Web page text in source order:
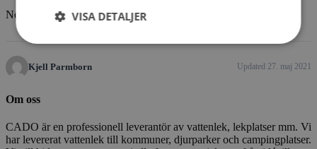
No related download found!
Kjell Parmborn Updated 27. maj 2021
Om oss
CADO är en professionell leverantör av vattenlek, lekplatser mm. Vi
har levererat vattenlek till kommuner, djurparker och campingplatser.
VISA DETALJER